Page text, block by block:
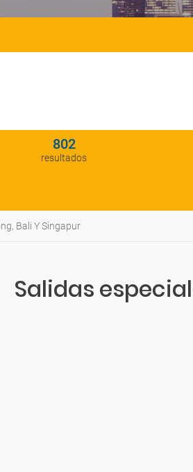
802
resultados
Bali Y Singapur
Salidas